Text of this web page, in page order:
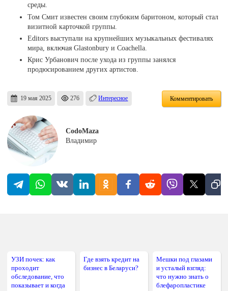
среды.
Том Смит известен своим глубоким баритоном, который стал
визитной карточкой группы.
Editors выступали на крупнейших музыкальных фестивалях
мира, включая Glastonbury и Coachella.
Крис Урбанович после ухода из группы занялся
продюсированием других артистов.
19 мая 2025 276 Интересное Комментировать
CodoMaza
Владимир
УЗИ почек: как
проходит
обследование, что
показывает и когда
Где взять кредит на
бизнес в Беларуси?
Мешки под глазами
и усталый взгляд:
что нужно знать о
блефаропластике